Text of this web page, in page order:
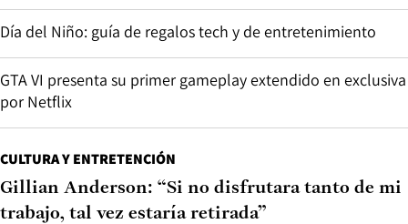
Día del Niño: guía de regalos tech y de entretenimiento
GTA VI presenta su primer gameplay extendido en exclusiva
por Netflix
CULTURA Y ENTRETENCIÓN
Gillian Anderson: “Si no disfrutara tanto de mi
trabajo, tal vez estaría retirada”